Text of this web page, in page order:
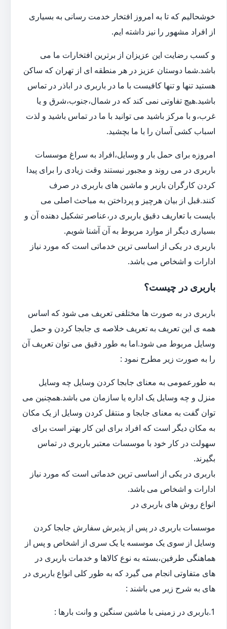
خوشحالیم که تا به امروز افتخار خدمت رسانی به بسیاری
از افراد مشهور را نیز داشته ایم.
و کسب رضایت این عزیزان از برترین افتخارات ما می
باشد.شما دوستان عزیز در هر منطقه ای از تهران که ساکن
هستید تنها و تنها کافیست با ما در باربری در اباذر در تماس
باشید.هیچ تفاوتی نمی کند که در شمال،جنوب،شرق و یا
غرب،و با مرکز باشید می توانید با ما در تماس باشید و لذت
اسباب کشی آسان را با ما بچشید.
امروزه برای حمل بار و وسایل،افراد به سراغ موسسات
باربری در می روند و مجبور نیستند وقت زیادی را برای پیدا
کردن کارگران باربر و ماشین های باربری در صرف
کنند.قبل از بیان هرچیز و پرداختن به مباحث اصلی می
بایست با تعاریف دقیق باربری در،عناصر تشکیل دهنده آن و
بسیاری دیگر از موارد مربوط به آن آشنا شویم.
باربری در یکی از اساسی ترین خدماتی است که مورد نیاز
ادارات و اشخاص می باشد.
باربری در چیست؟
باربری در به صورت ها مختلفی تعریف می شود که اساس
همه ی این تعریف به تعریف خلاصه ی جابجا کردن و حمل
وسایل مربوط می شود.اما به طور دقیق می توان تعریف آن
را به صورت زیر مطرح نمود :
به طورعمومی به معنای جابجا کردن وسایل چه وسایل
منزل و چه وسایل یک اداره یا سازمان می باشد.همچنین می
توان گفت به معنای جابجا و منتقل کردن وسایل از یک مکان
به مکان دیگر است که افراد برای این کار بهتر است برای
سهولت در کار خود با موسسات معتبر باربری در تماس
بگیرند.
باربری در یکی از اساسی ترین خدماتی است که مورد نیاز
ادارات و اشخاص می باشد.
انواع روش های باربری در
موسسات باربری در پس از پذیرش سفارش جابجا کردن
وسایل از سوی یک موسسه یا یک سری از اشخاص و پس از
هماهنگی طرفین،بسته به نوع کالاها و خدمات باربری در
های متفاوتی انجام می گیرد که به طور کلی انواع باربری در
های به شرح زیر می باشند :
1.باربری در زمینی با ماشین سنگین و وانت بارها :